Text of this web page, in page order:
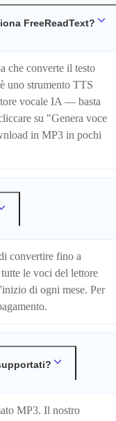
FreeReadText?
che converte il testo
uno strumento TTS
vocale IA — basta
su "Genera voce
in MP3 in pochi
convertire fino a
le voci del lettore
di ogni mese. Per
MP3. Il nostro